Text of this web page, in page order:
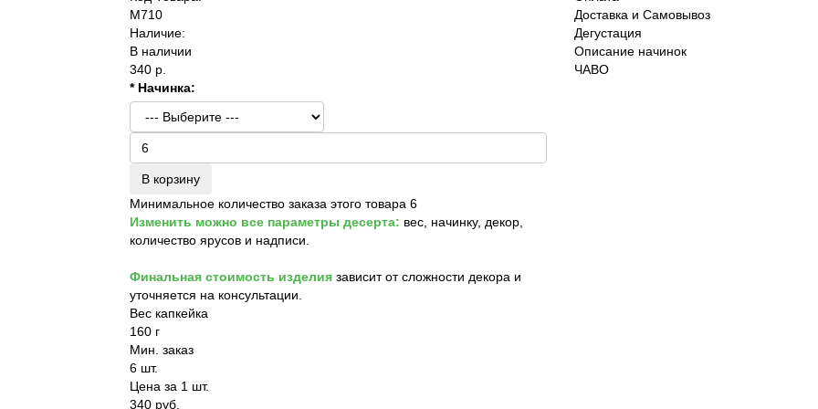
M710
Наличие:
В наличии
340 р.
* Начинка:
В корзину
Минимальное количество заказа этого товара 6
Изменить можно все параметры десерта: вес, начинку, декор,
количество ярусов и надписи.
Финальная стоимость изделиязависит от сложности декора и
уточняется на консультации.
Вес капкейка
160 г
Мин. заказ
6 шт.
Цена за 1 шт.
340 руб.
Доставка и Самовывоз
Дегустация
Описание начинок
ЧАВО